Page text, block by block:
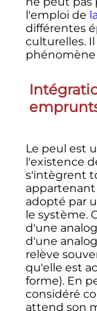
l'emploi de
différentes
culturelles.
phénomène
Le peul est
l'existence
s'intègrent
adopté par
le système.
d'une
d'une
relève
qu'elle est
forme). En
considéré
attend son